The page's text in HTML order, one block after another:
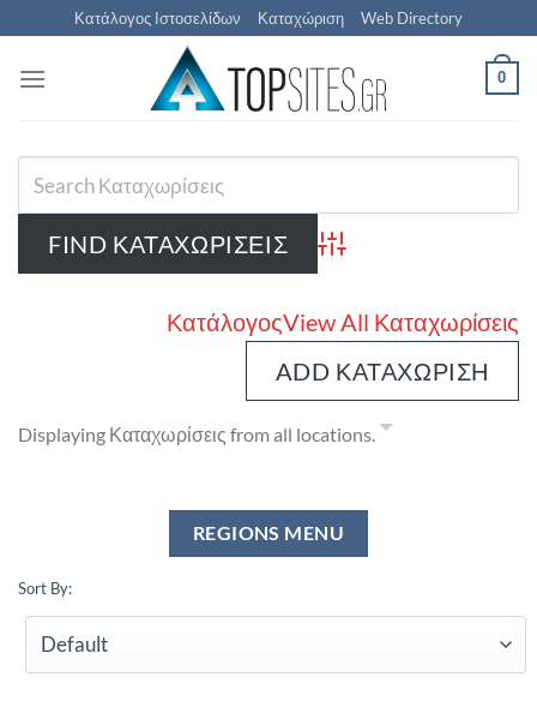
Μετάβαση
στο
περιεχόμενο
Κατάλογος Ιστοσελίδων Καταχώριση Web Directory
0
Advanced Search
ΚατάλογοςView All Καταχωρίσεις
ADD ΚΑΤΑΧΏΡΙΣΗ
Displaying Καταχωρίσεις from all locations.
Sort By: